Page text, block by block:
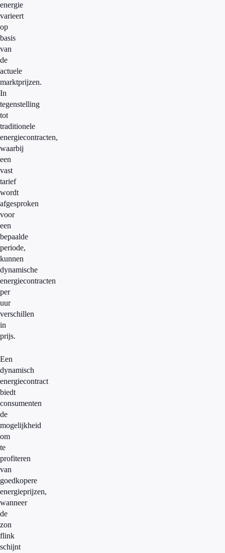
energie
varieert
op
basis
van
de
actuele
marktprijzen.
In
tegenstelling
tot
traditionele
energiecontracten,
waarbij
een
vast
tarief
wordt
afgesproken
voor
een
bepaalde
periode,
kunnen
dynamische
energiecontracten
per
uur
verschillen
in
prijs.
Een
dynamisch
energiecontract
biedt
consumenten
de
mogelijkheid
om
te
profiteren
van
goedkopere
energieprijzen,
wanneer
de
zon
flink
schijnt